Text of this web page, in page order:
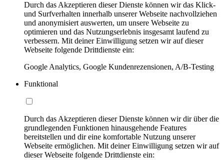
Durch das Akzeptieren dieser Dienste können wir das Klick-
und Surfverhalten innerhalb unserer Webseite nachvollziehen
und anonymisiert auswerten, um unsere Webseite zu
optimieren und das Nutzungserlebnis insgesamt laufend zu
verbessern. Mit deiner Einwilligung setzen wir auf dieser
Webseite folgende Drittdienste ein:
Google Analytics, Google Kundenrezensionen, A/B-Testing
Funktional
Durch das Akzeptieren dieser Dienste können wir dir über die
grundlegenden Funktionen hinausgehende Features
bereitstellen und dir eine komfortable Nutzung unserer
Webseite ermöglichen. Mit deiner Einwilligung setzen wir auf
dieser Webseite folgende Drittdienste ein: